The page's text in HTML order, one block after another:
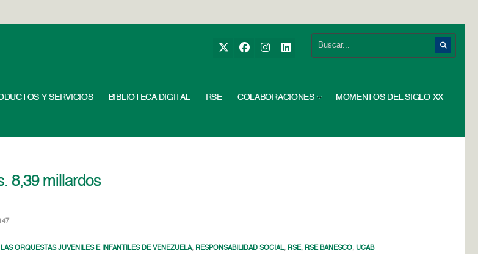
Y SERVICIOS BIBLIOTECA DIGITAL RSE COLABORACIONES MOMENTOS DEL SIGLO XX
8,39 millardos
ORQUESTAS JUVENILES E INFANTILES DE VENEZUELA, RESPONSABILIDAD SOCIAL, RSE, RSE BANESCO,UCAB